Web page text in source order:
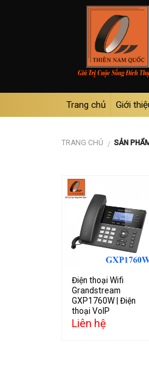
Trang chủ Giới
TRANG CHỦ / SẢN
Add to
wishlist
Điện thoại Wifi
Grandstream
GXP1760W | Điện
thoại VoIP
Liên hệ